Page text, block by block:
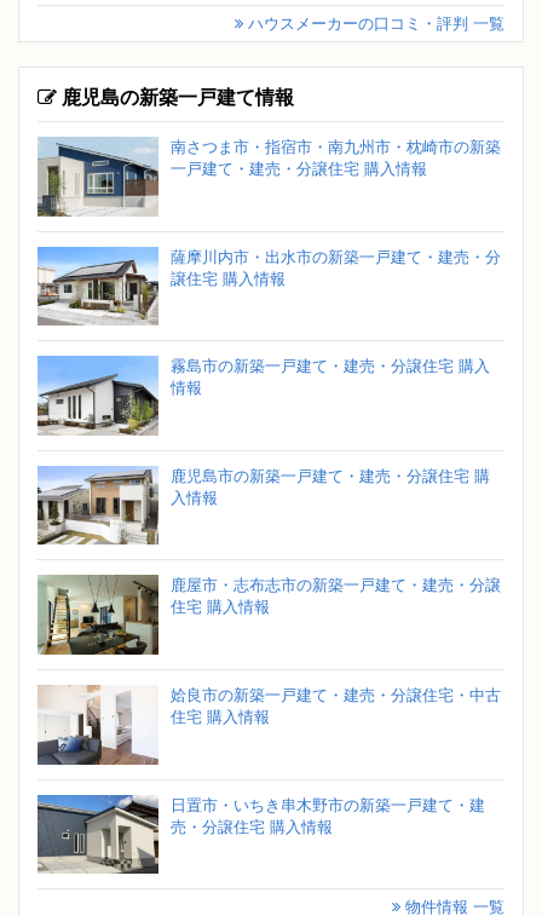
ハウスメーカーの口コミ・評判 一覧
鹿児島の新築一戸建て情報
南さつま市・指宿市・南九州市・枕崎市の新築
一戸建て・建売・分譲住宅 購入情報
薩摩川内市・出水市の新築一戸建て・建売・分
譲住宅 購入情報
霧島市の新築一戸建て・建売・分譲住宅 購入
情報
鹿児島市の新築一戸建て・建売・分譲住宅 購
入情報
鹿屋市・志布志市の新築一戸建て・建売・分譲
住宅 購入情報
姶良市の新築一戸建て・建売・分譲住宅・中古
住宅 購入情報
日置市・いちき串木野市の新築一戸建て・建
売・分譲住宅 購入情報
物件情報 一覧